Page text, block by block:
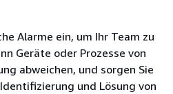
Alarme ein, um Ihr Team zu
Geräte oder Prozesse von
abweichen, und sorgen Sie
und Lösung von